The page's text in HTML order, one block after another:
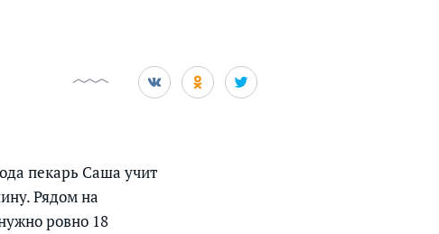
пекарь Саша учит
Рядом на
ровно 18